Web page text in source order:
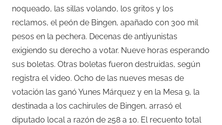
noqueado, las sillas volando, los gritos y los
reclamos, el peón de Bingen, apañado con 300 mil
pesos en la pechera. Decenas de antiyunistas
exigiendo su derecho a votar. Nueve horas esperando
sus boletas. Otras boletas fueron destruidas, según
registra el video. Ocho de las nueves mesas de
votación las ganó Yunes Márquez y en la Mesa 9, la
destinada a los cachirules de Bingen, arrasó el
diputado local a razón de 258 a 10. El recuento total